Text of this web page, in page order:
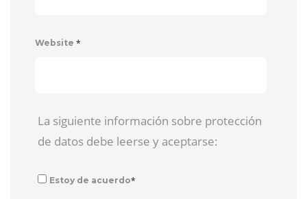
Website *
La siguiente información sobre protección
de datos debe leerse y aceptarse:
Estoy de acuerdo*